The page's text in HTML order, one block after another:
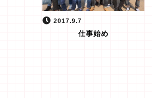
2017.9.7
仕事始め